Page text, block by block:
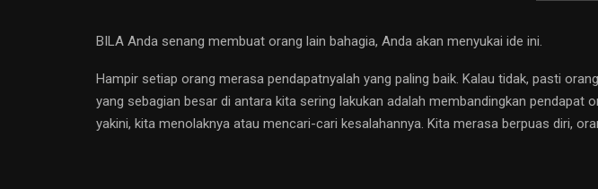
BILA Anda senang membuat orang lain bahagia, Anda akan menyukai ide ini.
Hampir setiap orang merasa pendapatnyalah yang paling baik. Kalau tidak, pasti
yang sebagian besar di antara kita sering lakukan adalah membandingkan pendapat
yakini, kita menolaknya atau mencari-cari kesalahannya. Kita merasa berpuas diri,